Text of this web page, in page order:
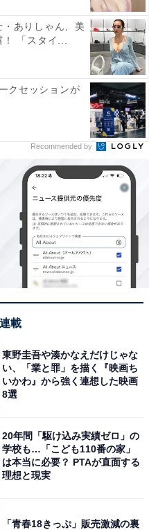
・ありしゃん、美
！ 「スタイ...
クセッションが
Recommended by
載
東野圭吾や湊かなえだけじゃな
い、「業と罪」を描く『映画ち
いかわ』から強く連想した映画
8選
20年間「駆け込み実績ゼロ」の
学校も…「こども110番の家」
は本当に必要？ PTAが直面する
理想と現実
「青春18きっぷ」販売激減の裏